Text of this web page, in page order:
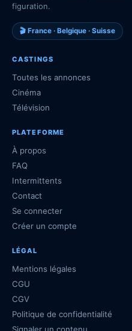
figuration.
🎬 France · Belgique · Suisse
CASTINGS
Toutes les annonces
Cinéma
Télévision
PLATEFORME
À propos
FAQ
Intermittents
Contact
Se connecter
Créer un compte
LÉGAL
Mentions légales
CGU
CGV
Politique de confidentialité